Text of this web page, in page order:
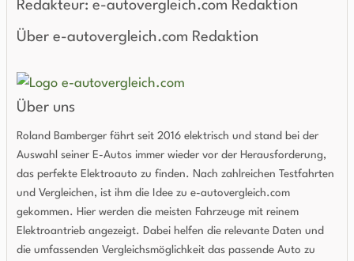
Redakteur: e-autovergleich.com Redaktion
Über e-autovergleich.com Redaktion
Über uns
Roland Bamberger fährt seit 2016 elektrisch und stand bei der
Auswahl seiner E-Autos immer wieder vor der Herausforderung,
das perfekte Elektroauto zu finden. Nach zahlreichen Testfahrten
und Vergleichen, ist ihm die Idee zu e-autovergleich.com
gekommen. Hier werden die meisten Fahrzeuge mit reinem
Elektroantrieb angezeigt. Dabei helfen die relevante Daten und
die umfassenden Vergleichsmöglichkeit das passende Auto zu